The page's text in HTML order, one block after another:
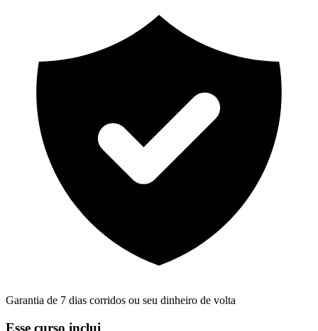
Garantia de 7 dias corridos ou seu dinheiro de volta
Esse curso inclui